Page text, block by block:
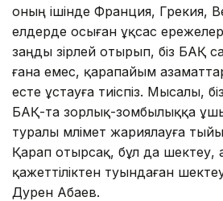
оның ішінде Франция, Грекия,
елдерде осыған ұқсас
заңды әзірлей отырып, біз БАҚ
ғана емес, қарапайым
есте ұстауға тиіспіз. Мысалы,
БАҚ-та зорлық-зомбылыққа
туралы мәлімет жариялауға
Қарап отырсақ, бұл да шектеу,
қажеттіліктен туындаған
Дәурен Абаев.